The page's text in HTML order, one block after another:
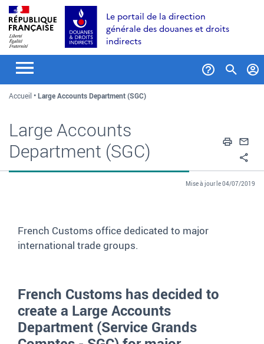
Aller
au
contenu
Aller
recherche
Aller
au
menu
Le portail de la direction
générale des douanes et droits
indirects
Accueil Large Accounts Department (SGC)
Large Accounts
Department (SGC)
Mise à jour le 04/07/2019
French Customs office dedicated to major
international trade groups.
French Customs has decided to
create a Large Accounts
Department (Service Grands